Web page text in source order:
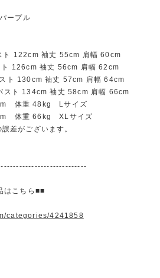
ープル
122cm 袖丈 55cm 肩幅 60cm
126cm 袖丈 56cm 肩幅 62cm
ト 130cm 袖丈 57cm 肩幅 64cm
ト 134cm 袖丈 58cm 肩幅 66cm
体重 48kg Lサイズ
体重 66kg XLサイズ
差がございます。
はこちら■■
categories/4241858